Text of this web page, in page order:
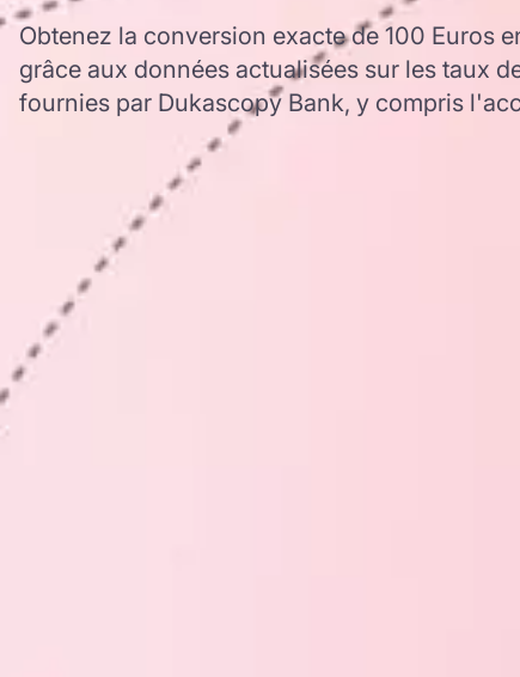
Obtenez la conversion exacte de 100 Euros
grâce aux données actualisées sur les taux
fournies par Dukascopy Bank, y compris